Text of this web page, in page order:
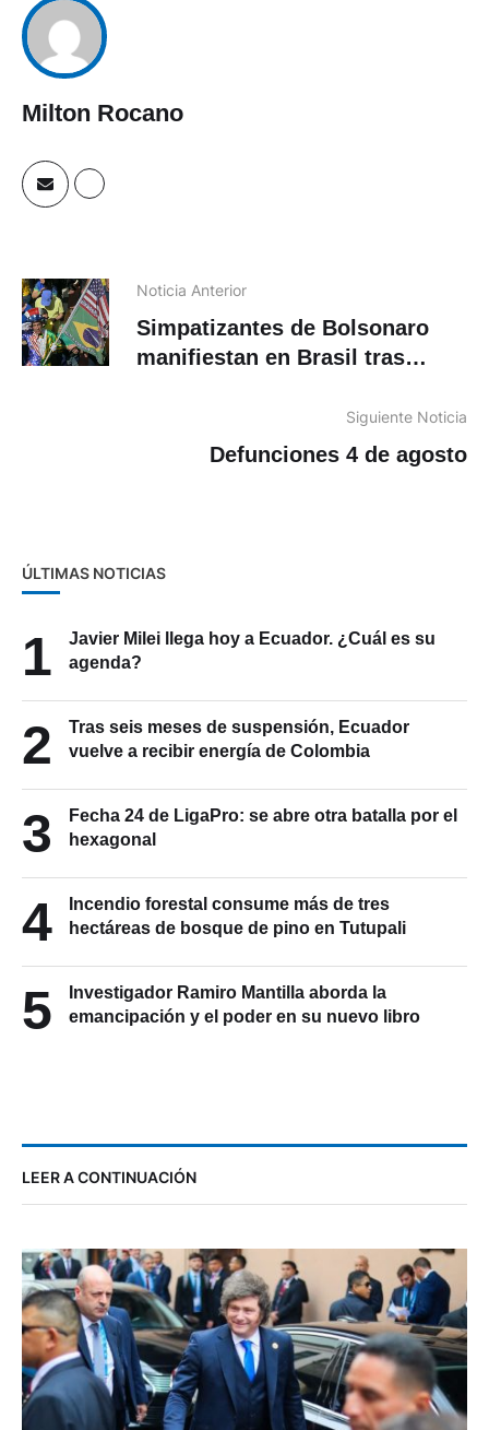
Milton Rocano
Noticia Anterior
Simpatizantes de Bolsonaro
manifiestan en Brasil tras
Siguiente Noticia
Defunciones 4 de agosto
ÚLTIMAS NOTICIAS
1
Javier Milei llega hoy a Ecuador. ¿Cuál es su
agenda?
2
Tras seis meses de suspensión, Ecuador
vuelve a recibir energía de Colombia
3
Fecha 24 de LigaPro: se abre otra batalla por el
hexagonal
4
Incendio forestal consume más de tres
hectáreas de bosque de pino en Tutupali
5
Investigador Ramiro Mantilla aborda la
emancipación y el poder en su nuevo libro
LEER A CONTINUACIÓN